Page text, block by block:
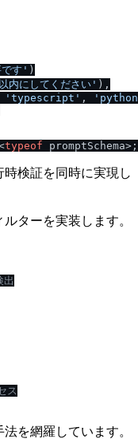
です' )
内にしてください' ),
'typescript' ,
typeof
検証を同時に実現し
ターを実装します。
出
ス
を網羅しています。